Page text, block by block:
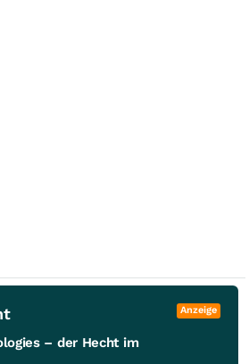
Anzeige
– der Hecht im